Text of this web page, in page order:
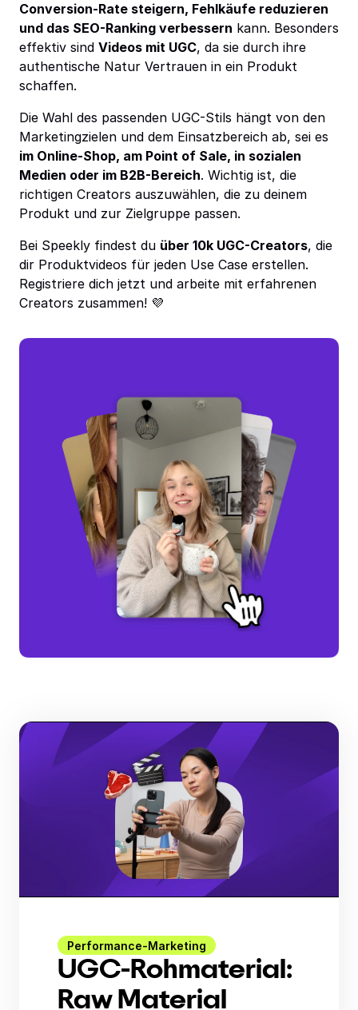
Conversion-Rate steigern, Fehlkäufe reduzieren
und das SEO-Ranking verbessern kann. Besonders
effektiv sind Videos mit UGC, da sie durch ihre
authentische Natur Vertrauen in ein Produkt
schaffen.
Die Wahl des passenden UGC-Stils hängt von den
Marketingzielen und dem Einsatzbereich ab, sei es
im Online-Shop, am Point of Sale, in sozialen
Medien oder im B2B-Bereich. Wichtig ist, die
richtigen Creators auszuwählen, die zu deinem
Produkt und zur Zielgruppe passen.​
Bei Speekly findest du über 10k UGC-Creators, die
dir Produktvideos für jeden Use Case erstellen.
Registriere dich jetzt und arbeite mit erfahrenen
Creators zusammen! 💜
Performance-Marketing
UGC-Rohmaterial:
Raw Material